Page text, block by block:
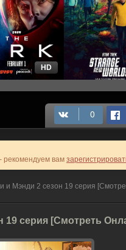
HD
рекомендуем вам
и Мэнди 2 сезон 19 серия
серия [Смотреть